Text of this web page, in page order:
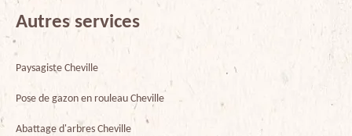
Autres services
Paysagiste Cheville
Pose de gazon en rouleau Cheville
Abattage d'arbres Cheville